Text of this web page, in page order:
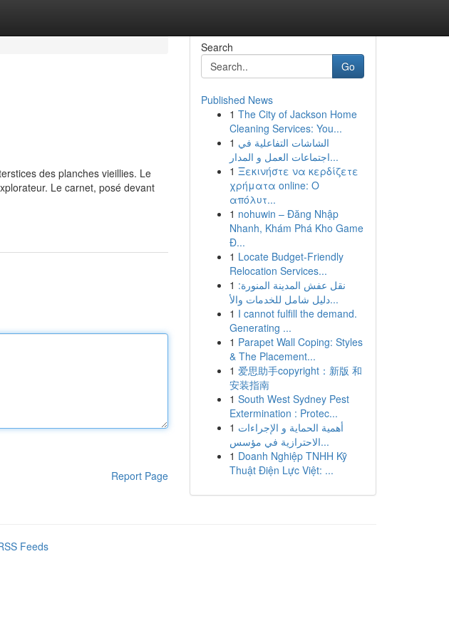
des planches vieillies. Le
Le carnet, posé devant
Report Page
Search
Go
Published News
1 The City of Jackson Home
Cleaning Services: You...
1 الشاشات التفاعلية في
اجتماعات العمل و المدار...
1 Ξεκινήστε να κερδίζετε
χρήματα online: Ο
απόλυτ...
1 nohuwin – Đăng Nhập
Nhanh, Khám Phá Kho Game
Đ...
1 Locate Budget-Friendly
Relocation Services...
1 نقل عفش المدينة المنورة:
دليل شامل للخدمات والأ...
1 I cannot fulfill the demand.
Generating ...
1 Parapet Wall Coping: Styles
& The Placement...
1 爱思助手copyright：新版 和
安装指南
1 South West Sydney Pest
Extermination : Protec...
1 أهمية الحماية و الإجراءات
الاحترازية في مؤسس...
1 Doanh Nghiệp TNHH Kỹ
Thuật Điện Lực Việt: ...
Feeds